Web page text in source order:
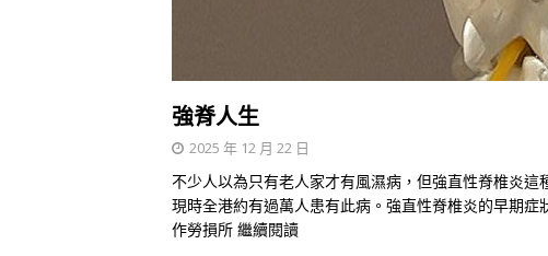
強脊人生
2025 年 12 月 22 日
不少人以為只有老人家才有風濕病，但強直性脊椎炎
現時全港約有過萬人患有此病。強直性脊椎炎的早期
作勞損所 繼續閱讀